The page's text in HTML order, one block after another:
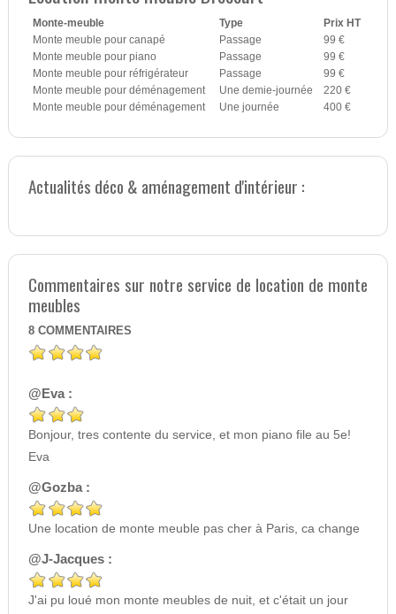
Monte-meuble Type
Prix HT
Monte meuble pour canapé
Passage
99 €
Monte meuble pour piano
Passage
99 €
Monte meuble pour réfrigérateur
Passage
99 €
Monte meuble pour déménagement
Une demie-journée
220 €
Monte meuble pour déménagement
Une journée 400 €
Actualités déco & aménagement d'intérieur :
Commentaires sur notre service de location de monte
meubles
8 COMMENTAIRES
@Eva :
Bonjour, tres contente du service, et mon piano file au 5e!
Eva
@Gozba :
Une location de monte meuble pas cher à Paris, ca change
@J-Jacques :
J'ai pu loué mon monte meubles de nuit, et c'était un jour